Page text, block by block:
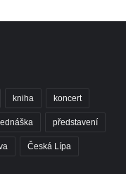
kniha koncert
představení
Česká Lípa